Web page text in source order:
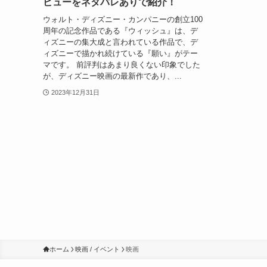
ビューをネタバレありで紹介！
ウォルト・ディズニー・カンパニーの創立100
周年の記念作品である『ウィッシュ』は、デ
ィズニーの集大成と言われている作品で、デ
ィズニーで描かれ続けている『願い』がテー
マです。 前評判はあまり良くない印象でした
が、ディズニー映画の最新作であり、...
2023年12月31日
ホーム 映画 / イベント 映画